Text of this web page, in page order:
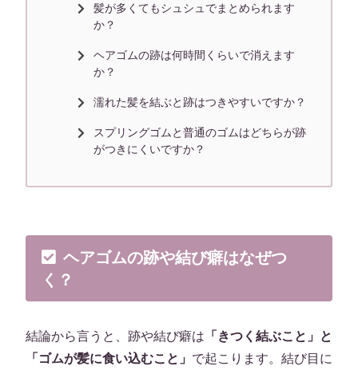
髪が多くてもシュシュでまとめられます
か？
ヘアゴムの跡は何時間くらいで消えます
か？
濡れた髪を結ぶと跡はつきやすいですか？
スプリングゴムと普通のゴムはどちらが跡
がつきにくいですか？
ヘアゴムの跡や結び癖はなぜつ
く？
結論から言うと、跡や結び癖は 「きつく結ぶこと」と
「ゴムが髪に食い込むこと」 で起こります。結び目に